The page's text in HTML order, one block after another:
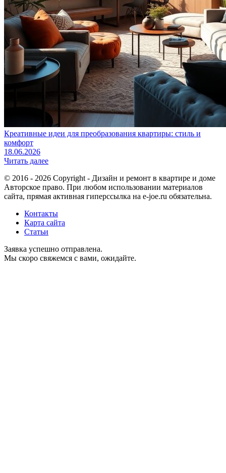
Креативные идеи для преобразования квартиры: стиль и
комфорт
18.06.2026
Читать далее
© 2016 - 2026 Copyright - Дизайн и ремонт в квартире и доме
Авторское право. При любом использовании материалов
сайта, прямая активная гиперссылка на e-joe.ru обязательна.
Контакты
Карта сайта
Статьи
Заявка успешно отправлена.
Мы скоро свяжемся с вами, ожидайте.